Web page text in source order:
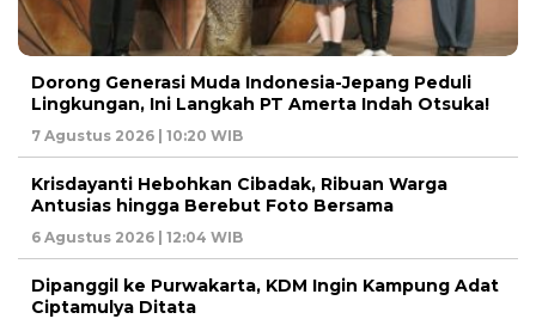
Dorong Generasi Muda Indonesia-Jepang Peduli
Lingkungan, Ini Langkah PT Amerta Indah Otsuka!
7 Agustus 2026 | 10:20 WIB
Krisdayanti Hebohkan Cibadak, Ribuan Warga
Antusias hingga Berebut Foto Bersama
6 Agustus 2026 | 12:04 WIB
Dipanggil ke Purwakarta, KDM Ingin Kampung Adat
Ciptamulya Ditata